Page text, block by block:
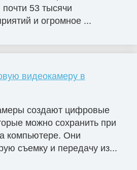
53 тысячи
и огромное ...
видеокамеру в
создают цифровые
можно сохранить при
компьютере. Они
съемку и передачу из...